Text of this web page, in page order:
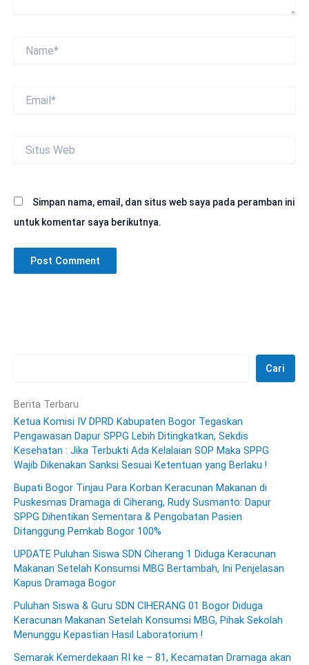
Web
Simpan nama, email, dan situs web saya pada peramban ini
untuk komentar saya berikutnya.
Cari
Berita Terbaru
Ketua Komisi IV DPRD Kabupaten Bogor Tegaskan
Pengawasan Dapur SPPG Lebih Ditingkatkan, Sekdis
Kesehatan : Jika Terbukti Ada Kelalaian SOP Maka SPPG
Wajib Dikenakan Sanksi Sesuai Ketentuan yang Berlaku !
Bupati Bogor Tinjau Para Korban Keracunan Makanan di
Puskesmas Dramaga di Ciherang, Rudy Susmanto: Dapur
SPPG Dihentikan Sementara & Pengobatan Pasien
Ditanggung Pemkab Bogor 100%
UPDATE Puluhan Siswa SDN Ciherang 1 Diduga Keracunan
Makanan Setelah Konsumsi MBG Bertambah, Ini Penjelasan
Kapus Dramaga Bogor
Puluhan Siswa & Guru SDN CIHERANG 01 Bogor Diduga
Keracunan Makanan Setelah Konsumsi MBG, Pihak Sekolah
Menunggu Kepastian Hasil Laboratorium !
Semarak Kemerdekaan RI ke – 81, Kecamatan Dramaga akan